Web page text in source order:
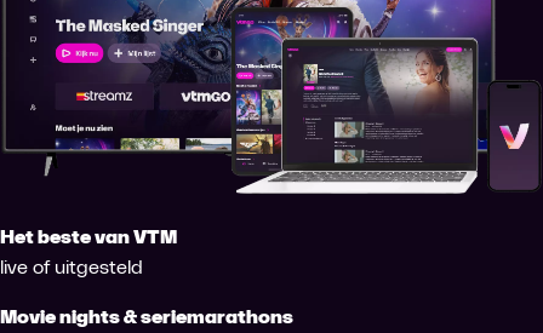
Het beste van VTM
live of uitgesteld
Movie nights & seriemarathons